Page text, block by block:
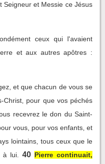
Seigneur et Messie ce Jésus
ceux qui l'avaient
et aux autres apôtres :
et que chacun de vous se
Christ, pour que vos péchés
recevrez le don du Saint-
vous, pour vos enfants, et
lointains, tous ceux que le
lui.
40 Pierre continuait,